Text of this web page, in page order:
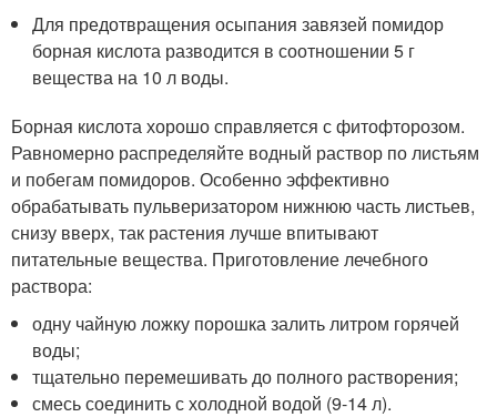
Для предотвращения осыпания завязей помидор
борная кислота разводится в соотношении 5 г
вещества на 10 л воды.
Борная кислота хорошо справляется с фитофторозом.
Равномерно распределяйте водный раствор по листьям
и побегам помидоров. Особенно эффективно
обрабатывать пульверизатором нижнюю часть листьев,
снизу вверх, так растения лучше впитывают
питательные вещества. Приготовление лечебного
раствора:
одну чайную ложку порошка залить литром горячей
воды;
тщательно перемешивать до полного растворения;
смесь соединить с холодной водой (9-14 л).